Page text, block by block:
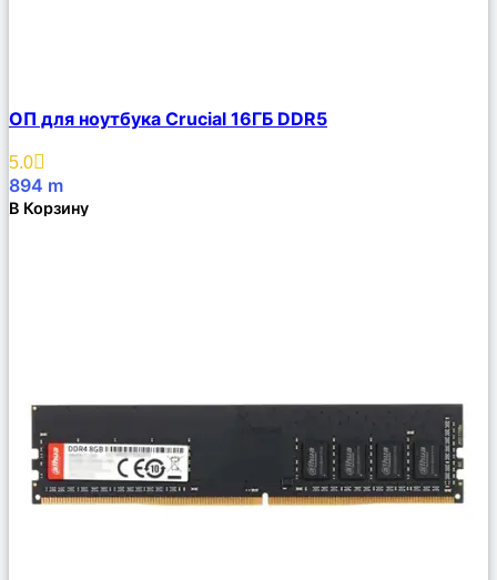
Описание
Избранное
ОП для ноутбука Crucial 16ГБ DDR5
5.0
894 m
В Корзину